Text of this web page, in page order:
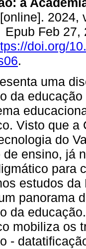
[online]. 2024,
Feb 27,
doi.org/
.
uma
da
Visto que a
do
ensino, já
para
estudos
panorama
da
mobiliza os
-